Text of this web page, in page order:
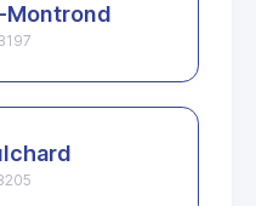
Montrond